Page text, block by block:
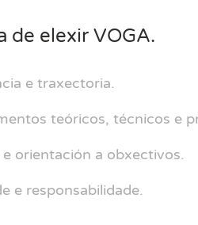
de elexir VOGA.
e traxectoria.
teóricos, técnicos e
e orientación a obxectivos.
e responsabilidade.